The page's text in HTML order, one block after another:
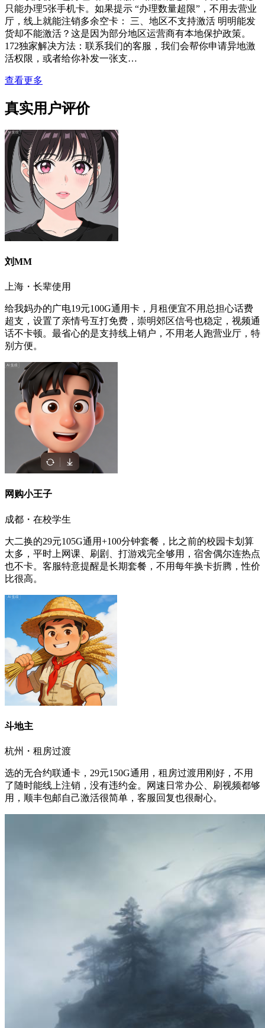
只能办理5张手机卡。如果提示 “办理数量超限”，不用去营业
厅，线上就能注销多余空卡： 三、地区不支持激活 明明能发
货却不能激活？这是因为部分地区运营商有本地保护政策。
172独家解决方法：联系我们的客服，我们会帮你申请异地激
活权限，或者给你补发一张支…
查看更多
真实用户评价
刘MM
上海・长辈使用
给我妈办的广电19元100G通用卡，月租便宜不用总担心话费
超支，设置了亲情号互打免费，崇明郊区信号也稳定，视频通
话不卡顿。最省心的是支持线上销户，不用老人跑营业厅，特
别方便。
网购小王子
成都・在校学生
大二换的29元105G通用+100分钟套餐，比之前的校园卡划算
太多，平时上网课、刷剧、打游戏完全够用，宿舍偶尔连热点
也不卡。客服特意提醒是长期套餐，不用每年换卡折腾，性价
比很高。
斗地主
杭州・租房过渡
选的无合约联通卡，29元150G通用，租房过渡用刚好，不用
了随时能线上注销，没有违约金。网速日常办公、刷视频都够
用，顺丰包邮自己激活很简单，客服回复也很耐心。